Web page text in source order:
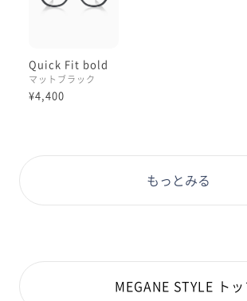
Quick Fit bold
マットブラック
¥4,400
もっとみる
MEGANE STYLE ト